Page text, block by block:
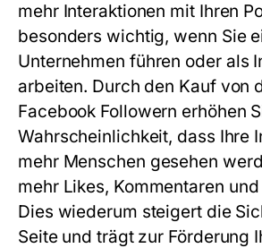
mehr Interaktionen mit Ihren
besonders wichtig, wenn Sie
Unternehmen führen oder als
arbeiten. Durch den Kauf von
Facebook Followern erhöhen
Wahrscheinlichkeit, dass Ihre
mehr Menschen gesehen
mehr Likes, Kommentaren
Dies wiederum steigert die
Seite und trägt zur Förderung